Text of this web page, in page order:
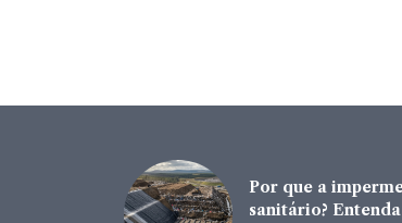
Por que a
sanitário?